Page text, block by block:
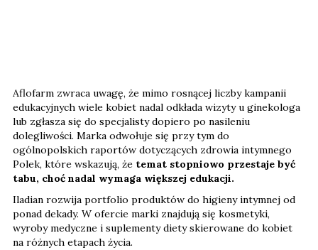
Aflofarm zwraca uwagę, że mimo rosnącej liczby kampanii
edukacyjnych wiele kobiet nadal odkłada wizyty u ginekologa
lub zgłasza się do specjalisty dopiero po nasileniu
dolegliwości. Marka odwołuje się przy tym do
ogólnopolskich raportów dotyczących zdrowia intymnego
Polek, które wskazują, że temat stopniowo przestaje być
tabu, choć nadal wymaga większej edukacji.
Iladian rozwija portfolio produktów do higieny intymnej od
ponad dekady. W ofercie marki znajdują się kosmetyki,
wyroby medyczne i suplementy diety skierowane do kobiet
na różnych etapach życia.